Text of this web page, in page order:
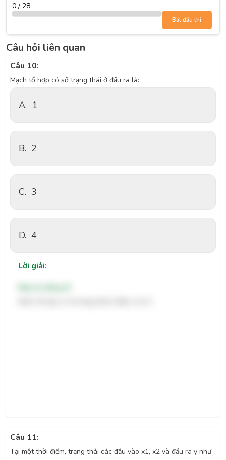
0 / 28
Bắt đầu thi
Câu hỏi liên quan
Câu 10:
Mạch tổ hợp có số trạng thái ở đầu ra là:
A. 1
B. 2
C. 3
D. 4
Lời giải:
Câu 11:
Tại một thời điểm, trạng thái các đầu vào x1, x2 và đầu ra y như